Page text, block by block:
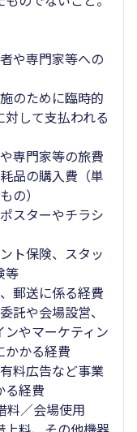
や専門家等への
のために臨時的
して支払われる
専門家等の旅費
品の購入費（単
の）
スターやチラシ
ト保険、スタッ
等
郵送に係る経費
託や会場設営、
ンやマーケティン
かかる経費
料広告など事業
る経費
料／会場使用